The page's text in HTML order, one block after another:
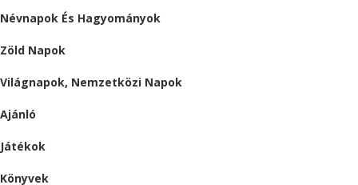
Névnapok És Hagyományok
Zöld Napok
Világnapok, Nemzetközi Napok
Ajánló
Játékok
Könyvek